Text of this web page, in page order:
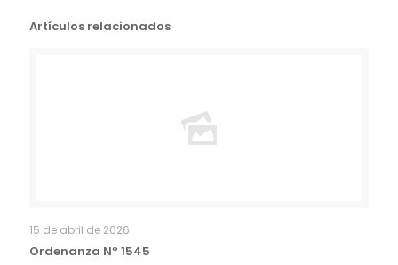
Artículos relacionados
15 de abril de 2026
Ordenanza Nº 1545